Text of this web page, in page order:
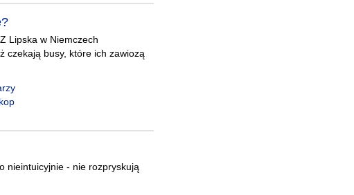
Lipska w Niemczech
czekają busy, które ich zawiozą
nieintuicyjnie - nie rozpryskują